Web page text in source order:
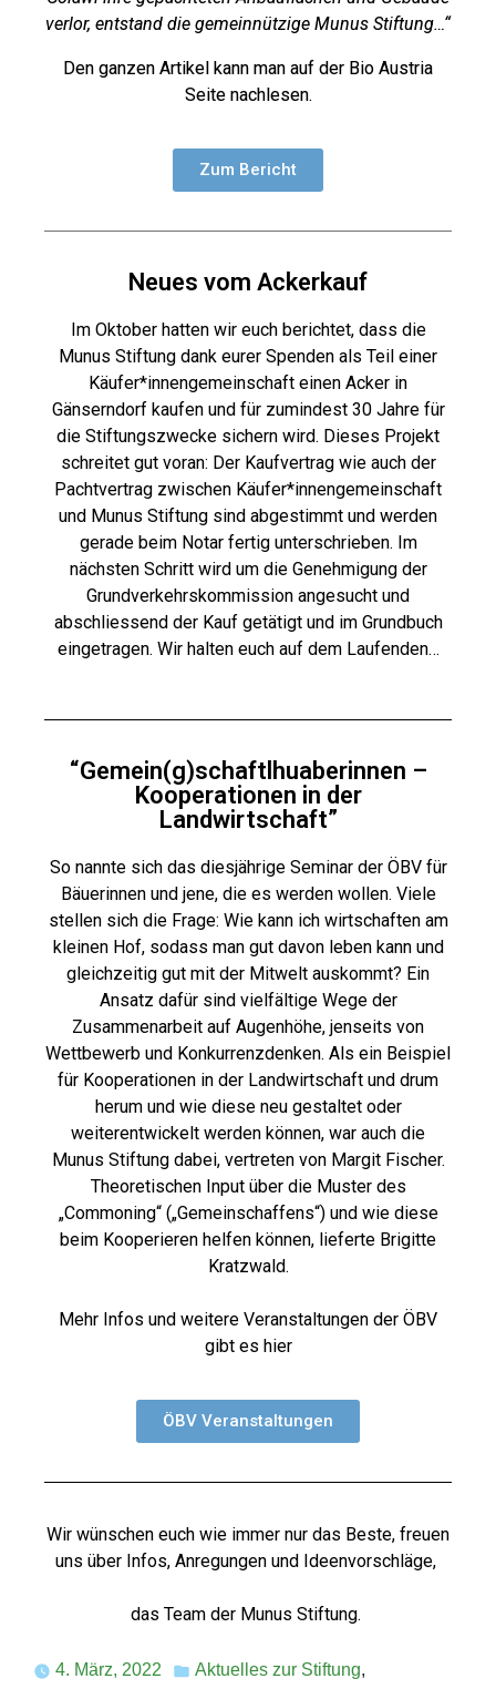
verlor, entstand die gemeinnützige Munus Stiftung…“
Den ganzen Artikel kann man auf der Bio Austria
Seite nachlesen.
Zum Bericht
Neues vom Ackerkauf
Im Oktober hatten wir euch berichtet, dass die
Munus Stiftung dank eurer Spenden als Teil einer
Käufer*innengemeinschaft einen Acker in
Gänserndorf kaufen und für zumindest 30 Jahre für
die Stiftungszwecke sichern wird. Dieses Projekt
schreitet gut voran: Der Kaufvertrag wie auch der
Pachtvertrag zwischen Käufer*innengemeinschaft
und Munus Stiftung sind abgestimmt und werden
gerade beim Notar fertig unterschrieben. Im
nächsten Schritt wird um die Genehmigung der
Grundverkehrskommission angesucht und
abschliessend der Kauf getätigt und im Grundbuch
eingetragen. Wir halten euch auf dem Laufenden…
“Gemein(g)schaftlhuaberinnen –
Kooperationen in der
Landwirtschaft”
So nannte sich das diesjährige Seminar der ÖBV für
Bäuerinnen und jene, die es werden wollen. Viele
stellen sich die Frage: Wie kann ich wirtschaften am
kleinen Hof, sodass man gut davon leben kann und
gleichzeitig gut mit der Mitwelt auskommt? Ein
Ansatz dafür sind vielfältige Wege der
Zusammenarbeit auf Augenhöhe, jenseits von
Wettbewerb und Konkurrenzdenken. Als ein Beispiel
für Kooperationen in der Landwirtschaft und drum
herum und wie diese neu gestaltet oder
weiterentwickelt werden können, war auch die
Munus Stiftung dabei, vertreten von Margit Fischer.
Theoretischen Input über die Muster des
„Commoning“ („Gemeinschaffens“) und wie diese
beim Kooperieren helfen können, lieferte Brigitte
Kratzwald.
Mehr Infos und weitere Veranstaltungen der ÖBV
gibt es hier
ÖBV Veranstaltungen
Wir wünschen euch wie immer nur das Beste, freuen
uns über Infos, Anregungen und Ideenvorschläge,
das Team der Munus Stiftung.
4. März, 2022 Aktuelles zur Stiftung,